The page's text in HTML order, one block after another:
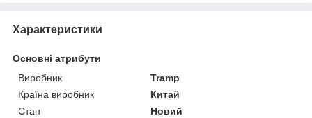
Характеристики
Основні атрибути
Виробник
Tramp
Країна виробник
Китай
Стан
Новий